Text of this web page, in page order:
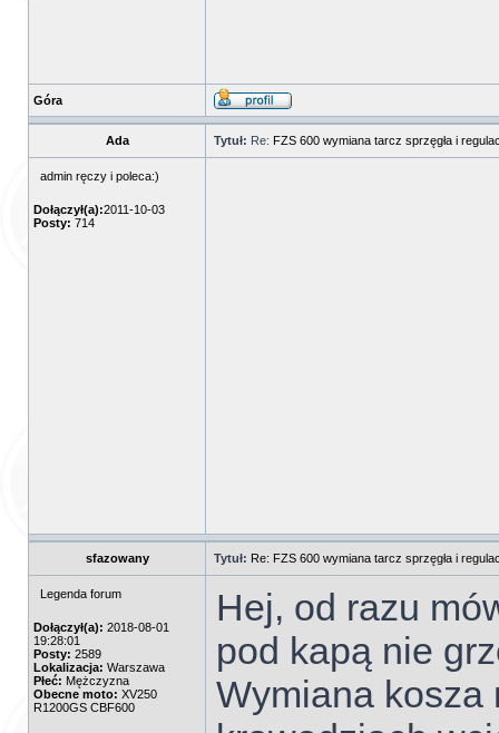
Góra
Ada Tytuł: Re: FZS 600 wymiana tarcz sprzęgła i
admin ręczy i poleca:)
Dołączył(a):2011-10-03
Posty: 714
sfazowany Tytuł: Re: FZS 600 wymiana tarcz sprzęgła i
Legenda forum
Dołączył(a): 2018-08-01
19:28:01
Posty: 2589
Lokalizacja: Warszawa
Płeć: Mężczyzna
Obecne moto: XV250
R1200GS CBF600
Hej, od razu
pod kapą nie
Wymiana kosza